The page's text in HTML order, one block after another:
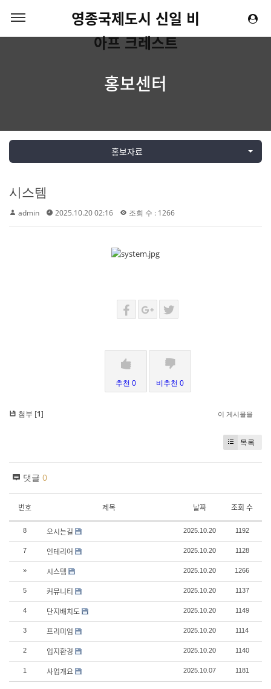
영종국제도시 신일 비
아프 크레스트
홍보센터
홍보자료
시스템
admin 2025.10.20 02:16 조회 수 : 1266
추천 0 비추천 0
첨부 [1] 이 게시물을
목록
댓글 0
번호 제목 날짜 조회 수
8 오시는길 2025.10.20 1192
7 인테리어 2025.10.20 1128
» 시스템 2025.10.20 1266
5 커뮤니티 2025.10.20 1137
4 단지배치도 2025.10.20 1149
3 프리미엄 2025.10.20 1114
2 입지환경 2025.10.20 1140
1 사업개요 2025.10.07 1181